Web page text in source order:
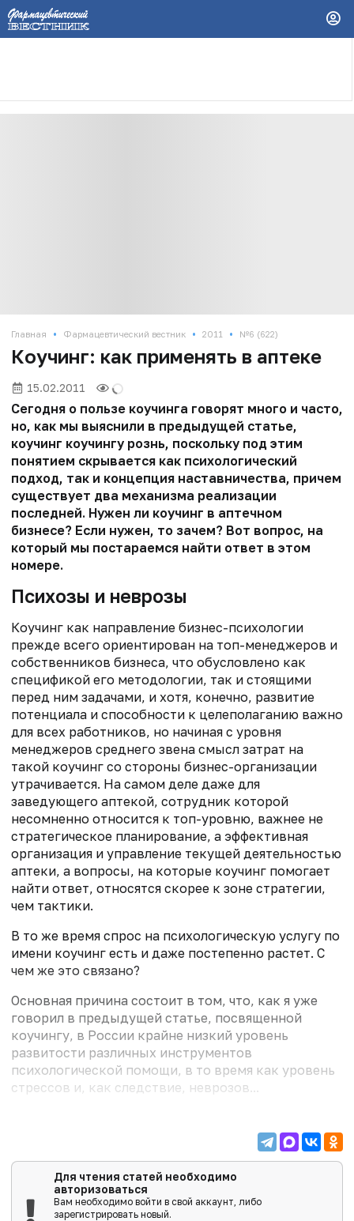
Главная • Фармацевтический вестник • 2011 • №6 (622)
Коучинг: как применять в аптеке
15.02.2011
Сегодня о пользе коучинга говорят много и часто,
но, как мы выяснили в предыдущей статье,
коучинг коучингу рознь, поскольку под этим
понятием скрывается как психологический
подход, так и концепция наставничества, причем
существует два механизма реализации
последней. Нужен ли коучинг в аптечном
бизнесе? Если нужен, то зачем? Вот вопрос, на
который мы постараемся найти ответ в этом
номере.
Психозы и неврозы
Коучинг как направление бизнес-психологии
прежде всего ориентирован на топ-менеджеров и
собственников бизнеса, что обусловлено как
спецификой его методологии, так и стоящими
перед ним задачами, и хотя, конечно, развитие
потенциала и способности к целеполаганию важно
для всех работников, но начиная с уровня
менеджеров среднего звена смысл затрат на
такой коучинг со стороны бизнес-организации
утрачивается. На самом деле даже для
заведующего аптекой, сотрудник которой
несомненно относится к топ-уровню, важнее не
стратегическое планирование, а эффективная
организация и управление текущей деятельностью
аптеки, а вопросы, на которые коучинг помогает
найти ответ, относятся скорее к зоне стратегии,
чем тактики.
В то же время спрос на психологическую услугу по
имени коучинг есть и даже постепенно растет. С
чем же это связано?
Основная причина состоит в том, что, как я уже
говорил в предыдущей статье, посвященной
коучингу, в России крайне низкий уровень
развитости различных инструментов
психологической помощи, в то время как уровень
стрессов и, как следствие, неврозов...
Для чтения статей необходимо
авторизоваться
Вам необходимо войти в свой аккаунт, либо
зарегистрировать новый.